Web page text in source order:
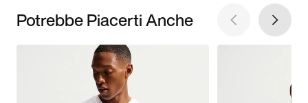
Potrebbe Piacerti Anche